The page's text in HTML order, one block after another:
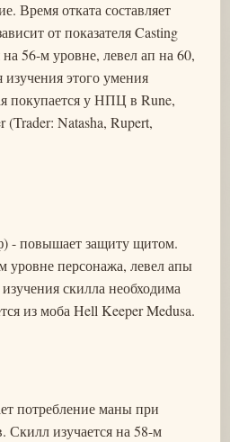
Время отката составляет
от показателя Casting
56-м уровне, левел ап на 60,
этого умения
покупается у НПЦ в Rune,
Natasha, Rupert,
- повышает защиту щитом.
уровне персонажа, левел апы
скилла необходима
из моба Hell Keeper Medusa.
потребление маны при
Скилл изучается на 58-м